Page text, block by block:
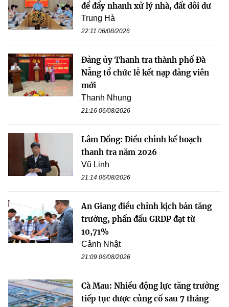
để đẩy nhanh xử lý nhà, đất dôi dư
Trung Hà
22:11 06/08/2026
Đảng ủy Thanh tra thành phố Đà
Nẵng tổ chức lễ kết nạp đảng viên
mới
Thanh Nhung
21:16 06/08/2026
Lâm Đồng: Điều chỉnh kế hoạch
thanh tra năm 2026
Vũ Linh
21:14 06/08/2026
An Giang điều chỉnh kịch bản tăng
trưởng, phấn đấu GRDP đạt từ
10,71%
Cảnh Nhật
21:09 06/08/2026
Cà Mau: Nhiều động lực tăng trưởng
tiếp tục được củng cố sau 7 tháng